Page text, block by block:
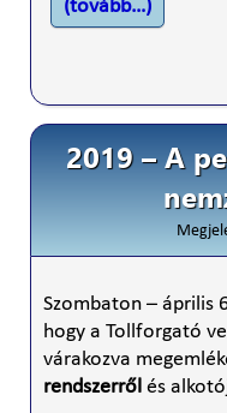
(tovább…)
2019 – A
Szombaton – április
hogy a Tollforgató
várakozva
rendszerről és